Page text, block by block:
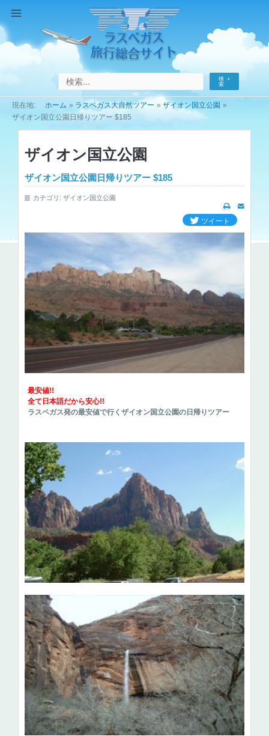
テ
ン
キ
Menu
検
索
ホーム ラスベガス大自然ツアー
ザイオン国立公園
ザイオン国立公園日帰りツアー $185
ザイオン国立公園
ザイオン国立公園日帰りツアー $185
カテゴリ: ザイオン国立公園
最安値!!
全て日本語だから安心!!
ラスベガス発の最安値で行くザイオン国立公園の日帰りツアー
ツイート